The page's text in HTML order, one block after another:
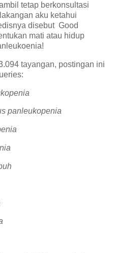
tetap berkonsultasi
aku ketahui
disebut Good
mati atau hidup
tayangan, postingan ini
panleukopenia